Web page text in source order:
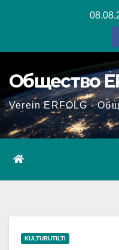
Общество
Verein ERFOLG -
KULTURUTILTI